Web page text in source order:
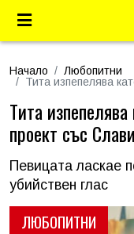
Начало
Любопитни
Тита изпепелява
ЛЮБОПИТНИ
Тита
проект със
Певицата ласкае
убийствен глас